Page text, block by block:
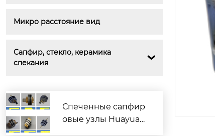
Микро расстояние вид
Сапфир, стекло, керамика
спекания

Спеченные сапфир
овые узлы Huayuan